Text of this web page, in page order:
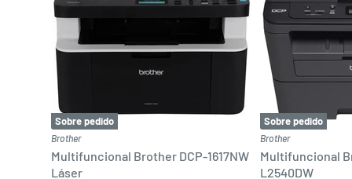
Sobre pedido
Brother
Multifuncional Brother DCP-1617NW
Láser
Sobre pedido
Brother
Multifuncional
L2540DW